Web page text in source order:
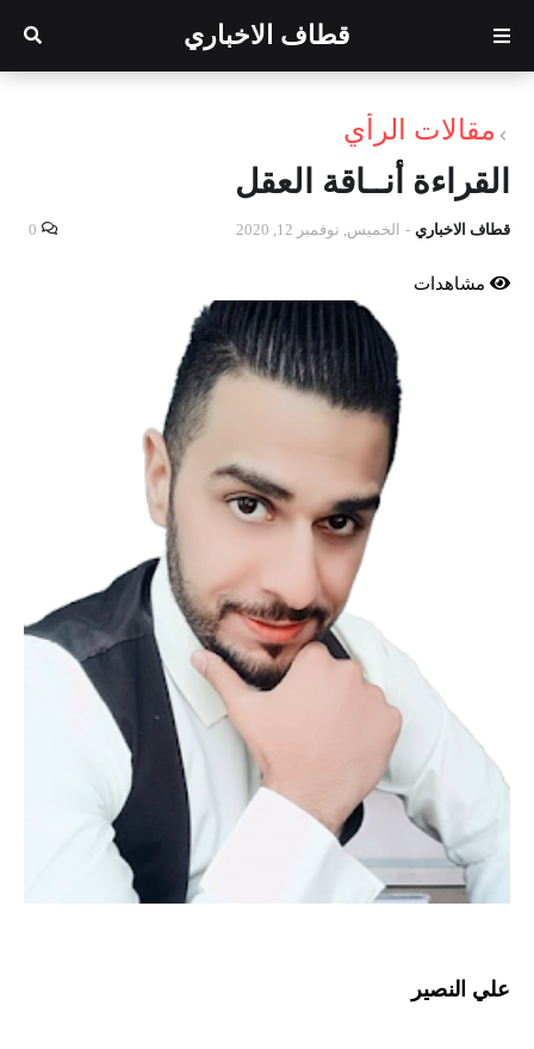
قطاف الاخباري
مقالات الرأي
القراءة أنــاقة العقل
قطاف الاخباري - الخميس, نوفمبر 12, 2020 0
مشاهدات
علي النصير